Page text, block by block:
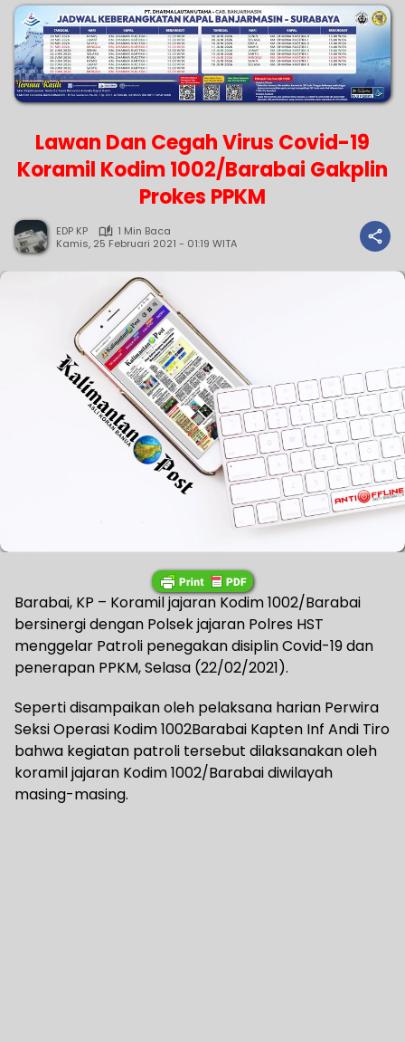
Lawan Dan Cegah Virus Covid-19
Koramil Kodim 1002/Barabai Gakplin
Prokes PPKM
EDP KP
1 Min Baca
Kamis, 25 Februari 2021 - 01:19 WITA
Barabai, KP – Koramil jajaran Kodim 1002/Barabai
bersinergi dengan Polsek jajaran Polres HST
menggelar Patroli penegakan disiplin Covid-19 dan
penerapan PPKM, Selasa (22/02/2021).
Seperti disampaikan oleh pelaksana harian Perwira
Seksi Operasi Kodim 1002Barabai Kapten Inf Andi Tiro
bahwa kegiatan patroli tersebut dilaksanakan oleh
koramil jajaran Kodim 1002/Barabai diwilayah
masing-masing.